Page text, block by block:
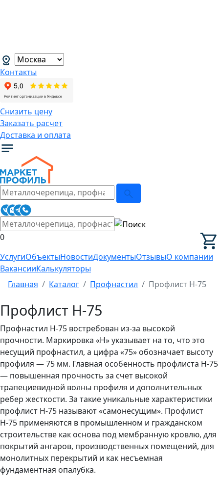
Контакты
Снизить цену
Заказать расчет
Доставка и оплата
0
УслугиОбъектыНовостиДокументыОтзывыО компании
ВакансииКалькуляторы
Главная
Каталог Профнастил Профлист Н-75
Профлист Н-75
Профнастил Н-75 востребован из-за высокой
прочности. Маркировка «Н» указывает на то, что это
несущий профнастил, а цифра «75» обозначает высоту
профиля — 75 мм. Главная особенность профлиста Н-75
— повышенная прочность за счет высокой
трапециевидной волны профиля и дополнительных
ребер жесткости. За такие уникальные характеристики
профлист Н-75 называют «самонесущим». Профлист
Н-75 применяются в промышленном и гражданском
строительстве как основа под мембранную кровлю, для
покрытий ангаров, производственных помещений, для
монолитных перекрытий и как несъемная
фундаментная опалубка.